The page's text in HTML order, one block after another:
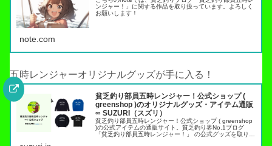
ンジャー！」に関する作品を取り扱っています。よろしく
お願いします！
note.com
五時レンジャーオリジナルグッズが手に入る！
貧乏釣り部員五時レンジャー！公式ショップ (
greenshop )のオリジナルグッズ・アイテム通販
∞ SUZURI（スズリ）
貧乏釣り部員五時レンジャー！公式ショップ ( greenshop
)の公式アイテムの通販サイト。貧乏釣り界No.1ブログ
「貧乏釣り部員五時レンジャー！」 の公式グッズを取り扱